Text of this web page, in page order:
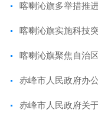
喀喇沁旗多举措推
喀喇沁旗实施科技
喀喇沁旗聚焦自治
赤峰市人民政府办
赤峰市人民政府关